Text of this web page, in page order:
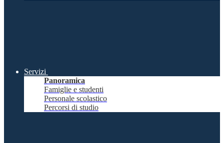
Servizi
Panoramica
Famiglie e studenti
Personale scolastico
Percorsi di studio